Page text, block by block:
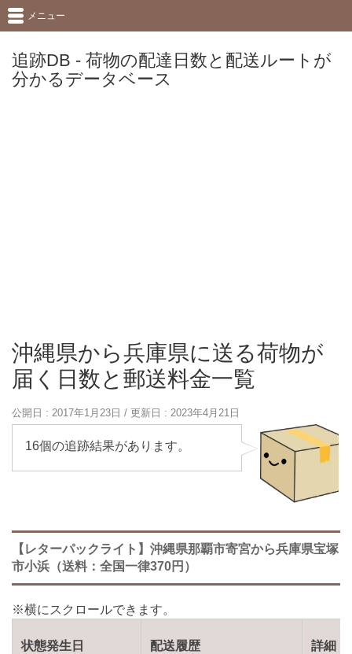
追跡DB - 荷物の配達日数と配送ルートが
分かるデータベース
メニュー
沖縄県から兵庫県に送る荷物が
届く日数と郵送料金一覧
公開日 : 2017年1月23日 / 更新日 : 2023年4月21日
16個の追跡結果があります。
【レターパックライト】沖縄県那覇市寄宮から兵庫県宝塚
市小浜（送料：全国一律370円）
状態発生日 配送履歴 詳細